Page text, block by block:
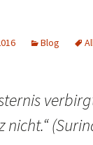
Blog
nicht.“